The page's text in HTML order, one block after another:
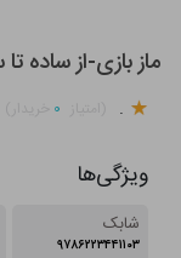
ماز بازی-از ساده
. ۰
ویژگی‌ها
شابک
۹۷۸۶۲۲۳۴۴۱۱۰۳